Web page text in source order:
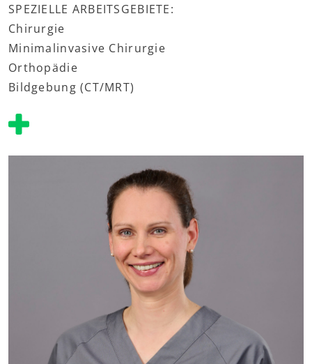
SPEZIELLE ARBEITSGEBIETE:
Chirurgie
Minimalinvasive Chirurgie
Orthopädie
Bildgebung (CT/MRT)